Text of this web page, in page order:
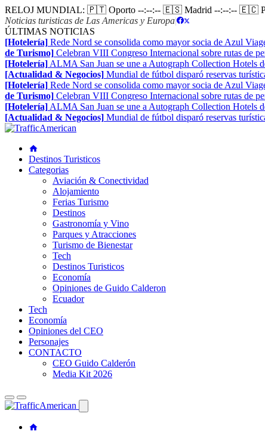
RELOJ MUNDIAL: 🇵🇹 Oporto --:--:-- 🇪🇸 Madrid --:--:-- 🇪🇨
Noticias turisticas de Las Americas y Europa|
ÚLTIMAS NOTICIAS
[Hotelería] Rede Nord se consolida como mayor socia de Azul
de Turismo] Celebran VIII Congreso Internacional sobre rutas de
[Hotelería] ALMA San Juan se une a Autograph Collection Hotels
[Actualidad & Negocios] Mundial de fútbol disparó reservas
[Hotelería] Rede Nord se consolida como mayor socia de Azul
de Turismo] Celebran VIII Congreso Internacional sobre rutas de
[Hotelería] ALMA San Juan se une a Autograph Collection Hotels
[Actualidad & Negocios] Mundial de fútbol disparó reservas
Destinos Turisticos
Categorias
Aviación & Conectividad
Alojamiento
Ferias Turismo
Destinos
Gastronomía y Vino
Parques y Atracciones
Turismo de Bienestar
Tech
Destinos Turisticos
Economía
Opiniones de Guido Calderon
Ecuador
Tech
Economía
Opiniones del CEO
Personajes
CONTACTO
CEO Guido Calderón
Media Kit 2026